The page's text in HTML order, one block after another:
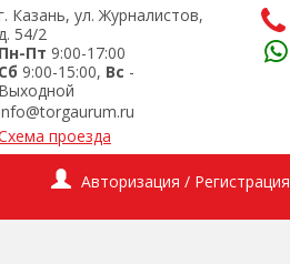
Казань, ул. Журналистов,
54/2
Пн-Пт 9:00-17:00
Сб 9:00-15:00, Вс -
Выходной
проезда
Авторизация / Регистрация